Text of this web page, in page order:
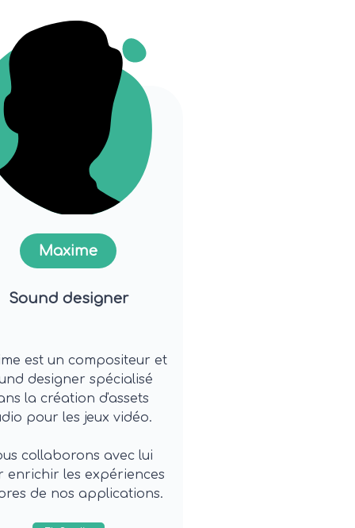
Maxime
Sound designer
est un compositeur et
designer spécialisé
la création d'assets
pour les jeux vidéo.
collaborons avec lui
enrichir les expériences
de nos applications.